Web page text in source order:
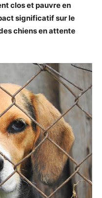
clos et pauvre en
significatif sur le
chiens en attente